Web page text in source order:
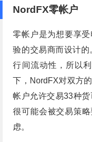
NordFX零帐户
零帐户是为想要享
验的交易商而设计
行间流动性，所以
下，NordFX对双方
帐户允许交易33种
很可能会被交易策
虑。